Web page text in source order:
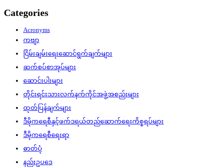
Categories
Acronyms
ကဗျာ
ငြိမ်းချမ်းရေးဆောင်ရွက်ချက်များ
ဆက်စပ်စာအုပ်များ
ဆောင်းပါးများ
တိုင်းရင်းသားလက်နက်ကိုင်အဖွဲ့အစည်းများ
ထုတ်ပြန်ချက်များ
ဒီမိုကရေစီနှင့်ဖက်ဒရယ်တည်ဆောက်‌ရေးကိစ္စရပ်များ
ဒီမိုကရေစီရေးရာ
ဓာတ်ပုံ
နည်းဥပဒေ